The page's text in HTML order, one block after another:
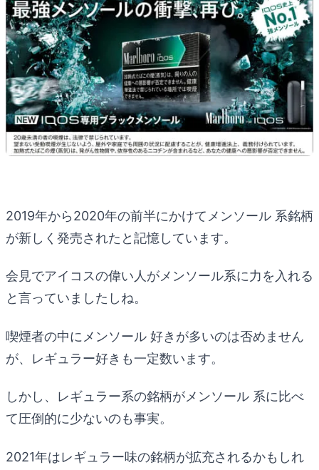
2019年から2020年の前半にかけてメンソール 系銘柄
が新しく発売されたと記憶しています。
会見でアイコスの偉い人がメンソール系に力を入れる
と言っていましたしね。
喫煙者の中にメンソール 好きが多いのは否めません
が、レギュラー好きも一定数います。
しかし、レギュラー系の銘柄がメンソール 系に比べ
て圧倒的に少ないのも事実。
2021年はレギュラー味の銘柄が拡充されるかもしれ